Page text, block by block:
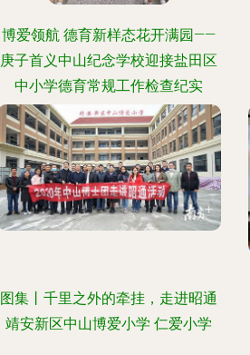
博爱领航 德育新样态花开满园——
庚子首义中山纪念学校迎接盐田区
中小学德育常规工作检查纪实
图集丨千里之外的牵挂，走进昭通
靖安新区中山博爱小学 仁爱小学